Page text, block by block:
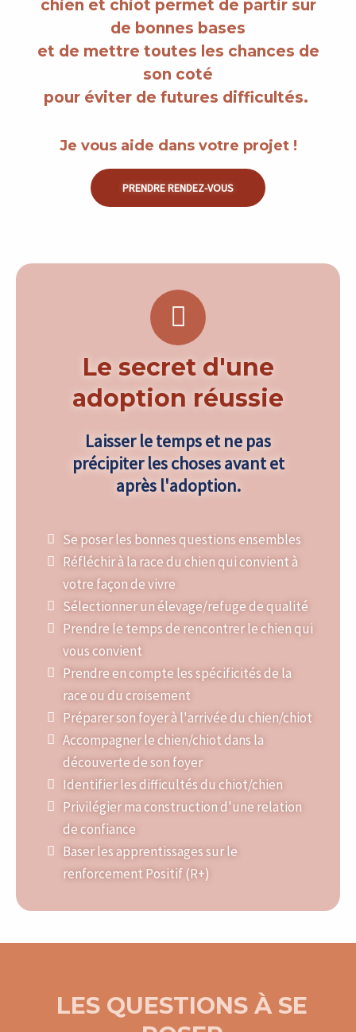
chien et chiot permet de partir sur
de bonnes bases
et de mettre toutes les chances de
son coté
pour éviter de futures difficultés.
Je vous aide dans votre projet !
PRENDRE RENDEZ-VOUS
Le secret d'une
adoption réussie
Laisser le temps et ne pas
précipiter les choses avant et
après l'adoption.
Se poser les bonnes questions ensembles
Réfléchir à la race du chien qui convient à
votre façon de vivre
Sélectionner un élevage/refuge de qualité
Prendre le temps de rencontrer le chien qui
vous convient
Prendre en compte les spécificités de la
race ou du croisement
Préparer son foyer à l'arrivée du chien/chiot
Accompagner le chien/chiot dans la
découverte de son foyer
Identifier les difficultés du chiot/chien
Privilégier ma construction d'une relation
de confiance
Baser les apprentissages sur le
renforcement Positif (R+)
LES QUESTIONS À SE